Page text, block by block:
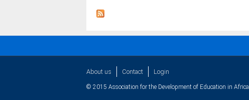
About us Contact Login
© 2015 Association for the Development of Education in Africa